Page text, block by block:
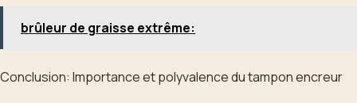
brûleur de graisse extrême:
Conclusion: Importance et polyvalence du tampon encreur